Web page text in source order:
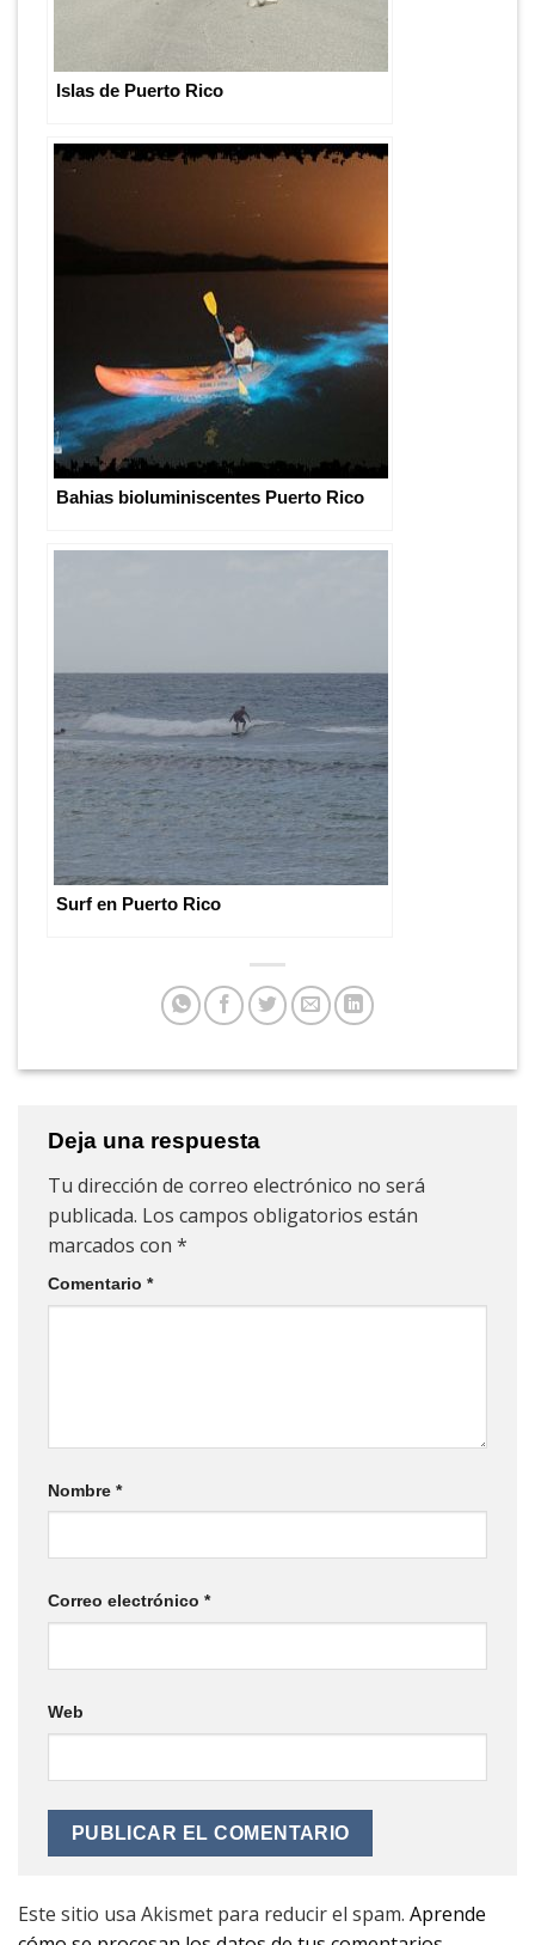
Islas de Puerto Rico
Bahias bioluminiscentes Puerto Rico
Surf en Puerto Rico
Deja una respuesta
Tu dirección de correo electrónico no será
publicada. Los campos obligatorios están
marcados con *
Comentario *
Nombre *
Correo electrónico *
Web
Este sitio usa Akismet para reducir el spam. Aprende